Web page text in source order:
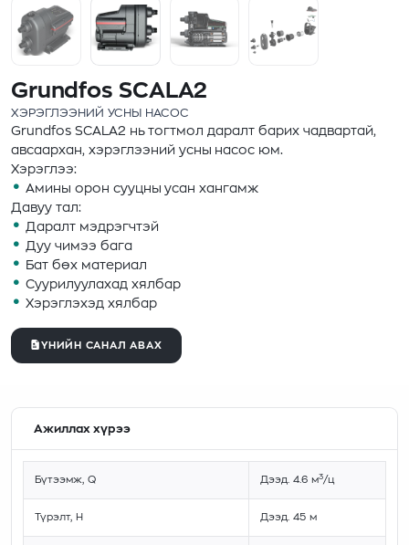
Grundfos SCALA2
ХЭРЭГЛЭЭНИЙ УСНЫ НАСОС
Grundfos SCALA2 нь тогтмол даралт барих чадвартай,
авсаархан, хэрэглээний усны насос юм.
Хэрэглээ:
Амины орон сууцны усан хангамж
Давуу тал:
Даралт мэдрэгчтэй
Дуу чимээ бага
Бат бөх материал
Суурилуулахад хялбар
Хэрэглэхэд хялбар
ҮНИЙН САНАЛ АВАХ
Ажиллах хүрээ
Бүтээмж, Q Дээд. 4.6 м3/ц
Түрэлт, Н Дээд. 45 м